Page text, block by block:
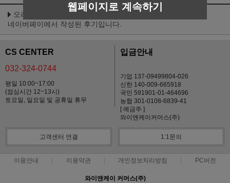
오리젠 오리지널 캣 1.8kg 유통26년3월
네이버페이에서 작성된 후기입니다.
CS CENTER
032-324-0744
평일 10:00~17:00
(점심시간 12~13시)
토요일, 일요일 및 공휴일 휴무
입금안내
기업 137-09499804-026
신한 140-009-665918
국민 591901-01-464696
농협 301-0108-6839-41
[ 예금주 ]
와이앤케이커머스(주)
고객센터 연결 1:1문의
이용안내 이용약관 개인정보처리방침 PC버전
와이앤케이 커머스(주)
웹페이지로 계속하기